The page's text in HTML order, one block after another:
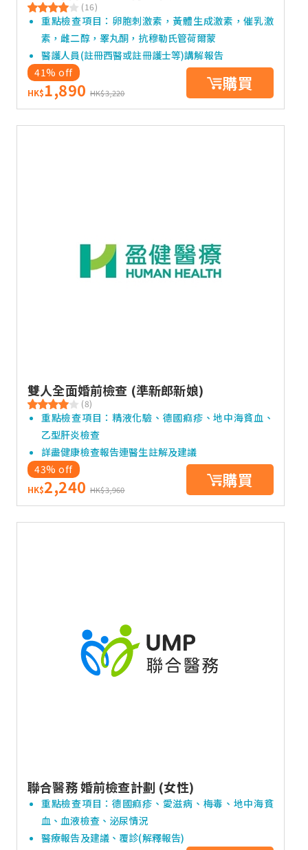
(16)
重點檢查項目：卵胞刺激素，黃體生成激素，催乳激
素，雌二醇，睪丸酮，抗穆勒氏管荷爾蒙
醫護人員(註冊西醫或註冊護士等)講解報告
41% off
HK$1,890 HK$3,220 購買
雙人全面婚前檢查 (準新郎新娘)
(8)
重點檢查項目：精液化驗、德國痲疹、地中海貧血、
乙型肝炎檢查
詳盡健康檢查報告連醫生註解及建議
43% off
HK$2,240 HK$3,960 購買
聯合醫務 婚前檢查計劃 (女性)
重點檢查項目：德國痲疹、愛滋病、梅毒、地中海貧
血、血液檢查、泌尿情況
醫療報告及建議、覆診(解釋報告)